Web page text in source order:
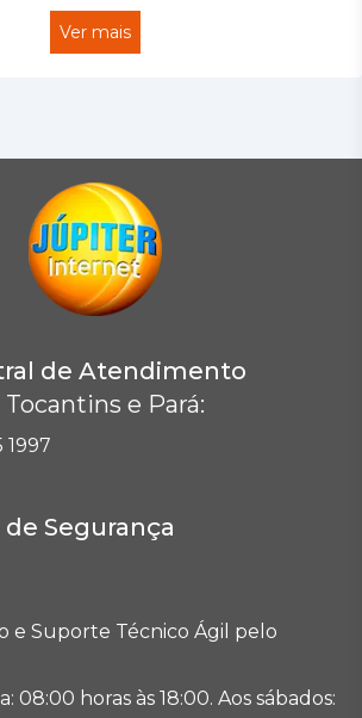
Ver mais
de Atendimento
Tocantins e Pará:
1997
Segurança
e Suporte Técnico Ágil pelo
08:00 horas às 18:00. Aos sábados: